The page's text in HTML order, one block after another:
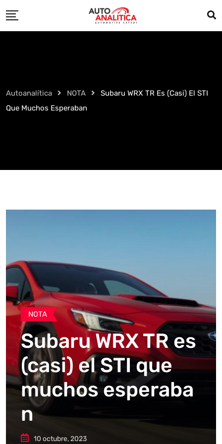
to
Autoanalítica NOTA
Subaru WRX TR Es (casi) El STI
Que Muchos Esperaban
NOTA
Subaru WRX TR es
(casi) el STI que
muchos esperaba
n
10 octubre, 2023